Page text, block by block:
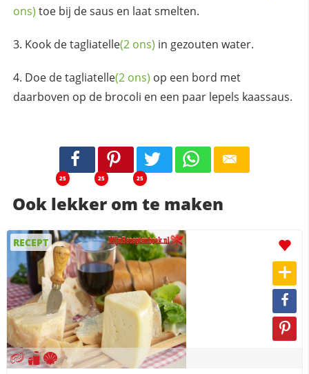
ons) toe bij de saus en laat smelten.
Kook detagliatelle(2 ons) in gezouten water.
Doe detagliatelle(2 ons) op een bord met
daarboven op de brocoli en een paar lepels kaassaus.
25 25 25
Ook lekker om te maken
RECEPT